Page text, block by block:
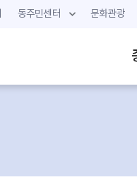
동주민센터 문화관광